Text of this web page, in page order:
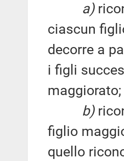
a)
ciascun
decorre a
i figli
maggiorato;
b)
figlio
quello